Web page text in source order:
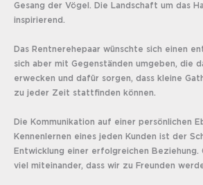
Gesang der Vögel. Die Landschaft um das
inspirierend.
Das Rentnerehepaar wünschte sich einen
sich aber mit Gegenständen umgeben, die
erwecken und dafür sorgen, dass kleine
zu jeder Zeit stattfinden können.
Die Kommunikation auf einer persönlichen
Kennenlernen eines jeden Kunden ist der
Entwicklung einer erfolgreichen
viel miteinander, dass wir zu Freunden